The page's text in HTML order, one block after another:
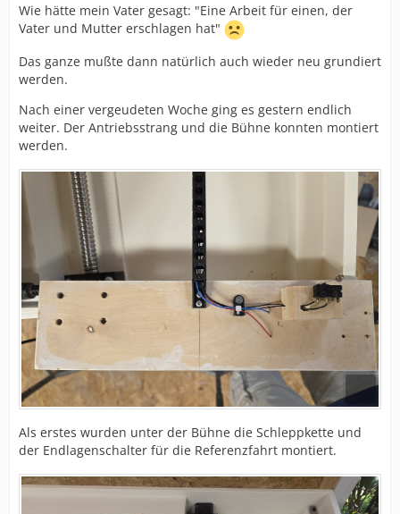
Wie hätte mein Vater gesagt: "Eine Arbeit für einen, der
Vater und Mutter erschlagen hat"
Das ganze mußte dann natürlich auch wieder neu grundiert
werden.
Nach einer vergeudeten Woche ging es gestern endlich
weiter. Der Antriebsstrang und die Bühne konnten montiert
werden.
Als erstes wurden unter der Bühne die Schleppkette und
der Endlagenschalter für die Referenzfahrt montiert.